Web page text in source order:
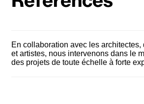
En collaboration avec les architectes,
et artistes, nous intervenons dans le
des projets de toute échelle à forte